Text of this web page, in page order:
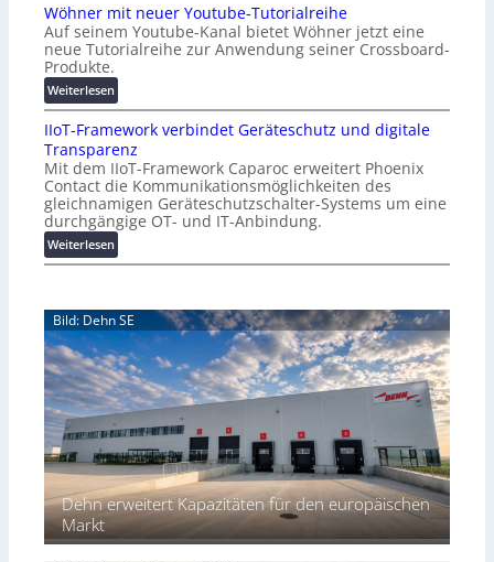
K
o
s
e
n
f
a
l
l
e
A
Z
ü
i
c
h
:
T
r
e
f
f
p
n
k
t
f
ü
r
p
r
a
i
s
n
Wöhner mit neuer Youtube-Tutorialreihe
Auf seinem Youtube-Kanal bietet Wöhner jetzt eine
neue Tutorialreihe zur Anwendung seiner Crossboard-
Produkte.
Weiterlesen:
W
ö
h
n
e
r
m
i
t
e
u
e
r
Y
o
u
u
b
e
-
T
IIoT-Framework verbindet Geräteschutz und digitale
Transparenz
Mit dem IIoT-Framework Caparoc erweitert Phoenix
Contact die Kommunikationsmöglichkeiten des
gleichnamigen Geräteschutzschalter-Systems um eine
durchgängige OT- und IT-Anbindung.
Weiterlesen:
I
T
-
F
r
a
m
e
w
o
r
v
Bild: Dehn SE
Dehn erweitert Kapazitäten für den europäischen
Markt